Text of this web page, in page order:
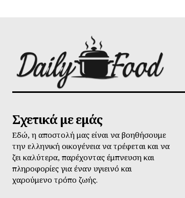
Σχετικά με εμάς
Εδώ, η αποστολή μας είναι να βοηθήσουμε
την ελληνική οικογένεια να τρέφεται και να
ζει καλύτερα, παρέχοντας έμπνευση και
πληροφορίες για έναν υγιεινό και
χαρούμενο τρόπο ζωής.